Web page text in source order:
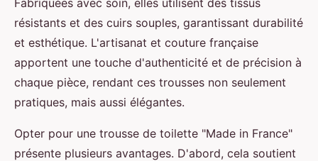
Fabriquées avec soin, elles utilisent des tissus
résistants et des cuirs souples, garantissant durabilité
et esthétique. L'artisanat et couture française
apportent une touche d'authenticité et de précision à
chaque pièce, rendant ces trousses non seulement
pratiques, mais aussi élégantes.
Opter pour une trousse de toilette "Made in France"
présente plusieurs avantages. D'abord, cela soutient